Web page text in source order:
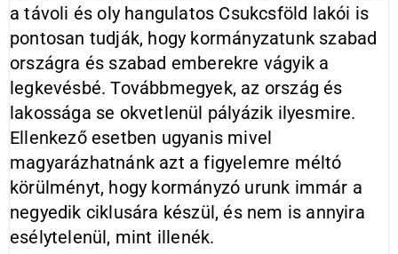
a távoli és oly hangulatos Csukcsföld lakói is
pontosan tudják, hogy kormányzatunk szabad
országra és szabad emberekre vágyik a
legkevésbé. Továbbmegyek, az ország és
lakossága se okvetlenül pályázik ilyesmire.
Ellenkező esetben ugyanis mivel
magyarázhatnánk azt a figyelemre méltó
körülményt, hogy kormányzó urunk immár a
negyedik ciklusára készül, és nem is annyira
esélytelenül, mint illenék.